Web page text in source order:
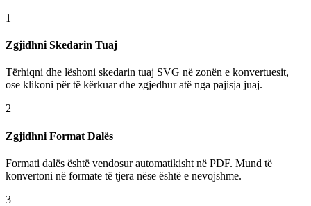
1
Zgjidhni Skedarin Tuaj
Tërhiqni dhe lëshoni skedarin tuaj SVG në zonën e konvertuesit,
ose klikoni për të kërkuar dhe zgjedhur atë nga pajisja juaj.
2
Zgjidhni Format Dalës
Formati dalës është vendosur automatikisht në PDF. Mund të
konvertoni në formate të tjera nëse është e nevojshme.
3